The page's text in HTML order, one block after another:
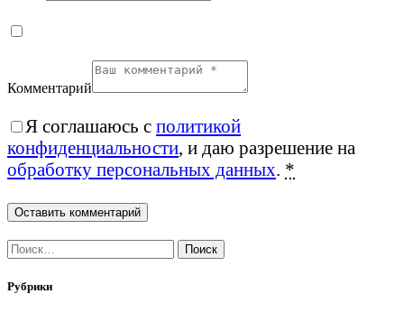
Комментарий
Я соглашаюсь с политикой
конфиденциальности, и даю разрешение на
обработку персональных данных. *
Найти:
Рубрики